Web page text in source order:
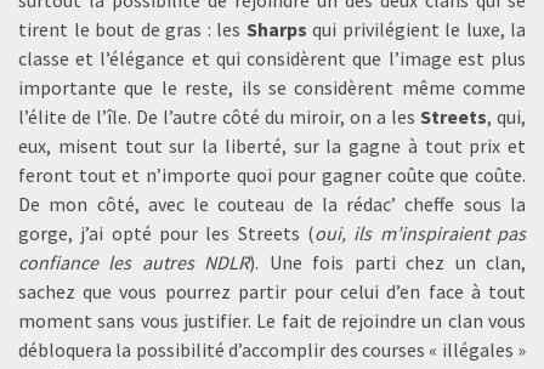
tirent le bout de gras : les Sharps qui privilégient le luxe, la
classe et l’élégance et qui considèrent que l’image est plus
importante que le reste, ils se considèrent même comme
l’élite de l’île. De l’autre côté du miroir, on a les Streets, qui,
eux, misent tout sur la liberté, sur la gagne à tout prix et
feront tout et n’importe quoi pour gagner coûte que coûte.
De mon côté, avec le couteau de la rédac’ cheffe sous la
gorge, j’ai opté pour les Streets (oui, ils m’inspiraient pas
confiance les autres NDLR). Une fois parti chez un clan,
sachez que vous pourrez partir pour celui d’en face à tout
moment sans vous justifier. Le fait de rejoindre un clan vous
débloquera la possibilité d’accomplir des courses « illégales »